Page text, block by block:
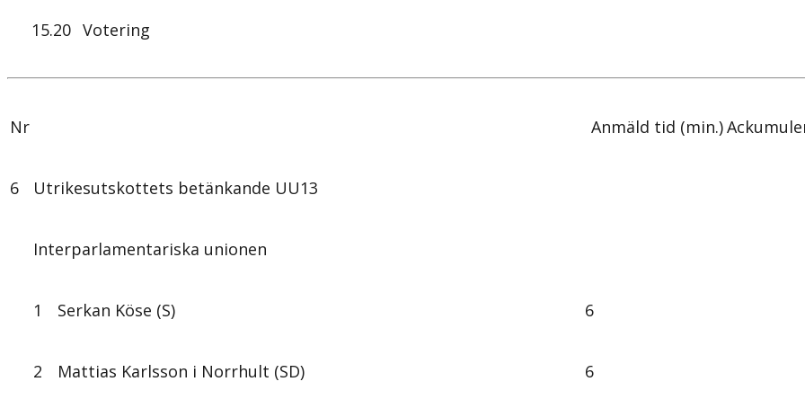
15.20 Votering
Nr Anmäld tid (min.)
6 Utrikesutskottets betänkande UU13
Interparlamentariska unionen
1 Serkan Köse (S) 6
2 Mattias Karlsson i Norrhult (SD) 6